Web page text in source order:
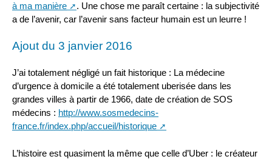
à ma manière
. Une chose me paraît certaine : la subjectivité
a de l’avenir, car l’avenir sans facteur humain est un leurre !
Ajout du 3 janvier 2016
J’ai totalement négligé un fait historique : La médecine
d’urgence à domicile a été totalement uberisée dans les
grandes villes à partir de 1966, date de création de SOS
médecins : http://www.sosmedecins-
france.fr/index.php/accueil/historique
L’histoire est quasiment la même que celle d’Uber : le créateur